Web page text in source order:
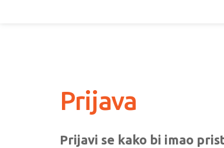
Prijava
Prijavi se kako bi imao